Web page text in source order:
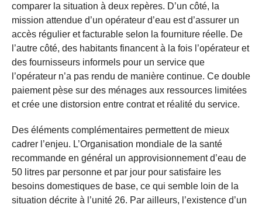
comparer la situation à deux repères. D’un côté, la
mission attendue d’un opérateur d’eau est d’assurer un
accès régulier et facturable selon la fourniture réelle. De
l’autre côté, des habitants financent à la fois l’opérateur et
des fournisseurs informels pour un service que
l’opérateur n’a pas rendu de manière continue. Ce double
paiement pèse sur des ménages aux ressources limitées
et crée une distorsion entre contrat et réalité du service.
Des éléments complémentaires permettent de mieux
cadrer l’enjeu. L’Organisation mondiale de la santé
recommande en général un approvisionnement d’eau de
50 litres par personne et par jour pour satisfaire les
besoins domestiques de base, ce qui semble loin de la
situation décrite à l’unité 26. Par ailleurs, l’existence d’un